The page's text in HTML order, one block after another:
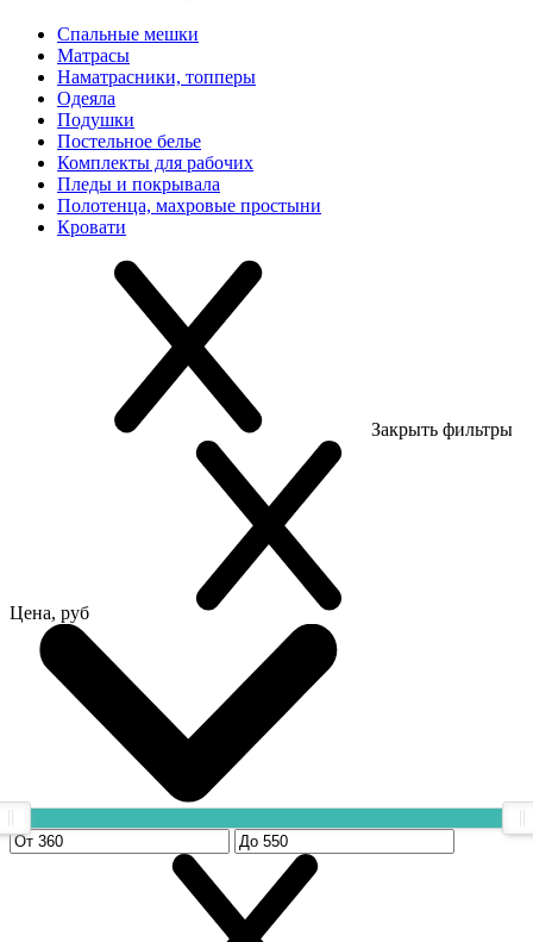
Спальные мешки
Матрасы
Наматрасники, топперы
Одеяла
Подушки
Постельное белье
Комплекты для рабочих
Пледы и покрывала
Полотенца, махровые простыни
Кровати
Закрыть фильтры
Цена, руб